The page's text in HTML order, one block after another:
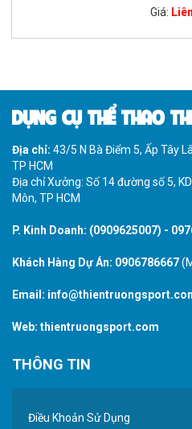
Giá:
DỤNG CỤ THỂ THAO
Địa chỉ: 43/5 N Bà Điểm 5, Ấp Tây
TP HCM
Địa chỉ Xưởng: Số 14 đường số 5,
Môn, TP HCM
P. Kinh Doanh: (0909625007) -
Khách Hàng Dự Án: 0906786667
Email:
Web: thientruongsport.com
THÔNG TIN
Điều Khoản Sử Dụng